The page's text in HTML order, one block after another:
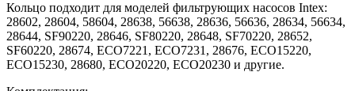
Кольцо подходит для моделей фильтрующих насосов Intex:
28602, 28604, 58604, 28638, 56638, 28636, 56636, 28634, 56634,
28644, SF90220, 28646, SF80220, 28648, SF70220, 28652,
SF60220, 28674, ECO7221, ECO7231, 28676, ECO15220,
ECO15230, 28680, ECO20220, ECO20230 и другие.